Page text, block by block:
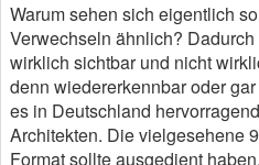
Warum sehen sich eigentlich
Verwechseln ähnlich?
wirklich sichtbar und nicht
denn wiedererkennbar oder
es in Deutschland
Architekten. Die vielgesehene
Format sollte ausgedient